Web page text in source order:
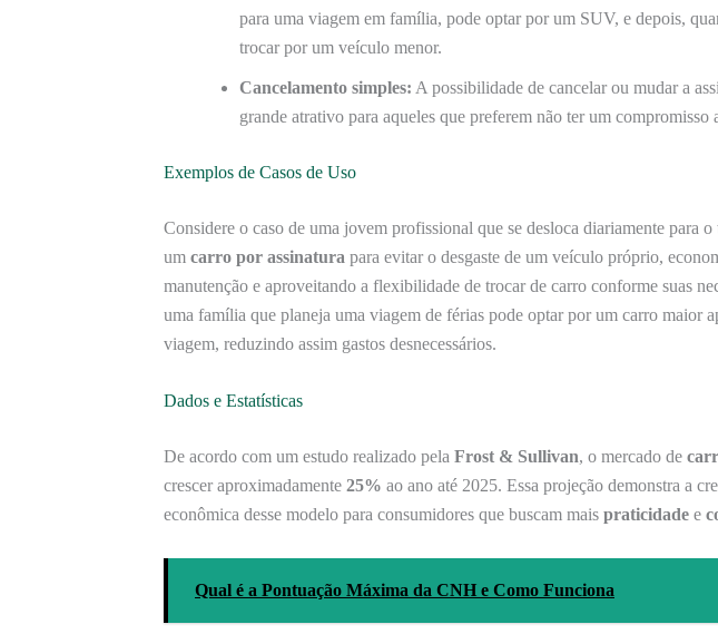
para uma viagem em família, pode optar por um SUV, e depois,
trocar por um veículo menor.
Cancelamento simples: A possibilidade de cancelar ou mudar a
grande atrativo para aqueles que preferem não ter um compromisso
Exemplos de Casos de Uso
Considere o caso de uma jovem profissional que se desloca diariamente para
um carro por assinatura para evitar o desgaste de um veículo próprio,
manutenção e aproveitando a flexibilidade de trocar de carro conforme suas
uma família que planeja uma viagem de férias pode optar por um carro maior
viagem, reduzindo assim gastos desnecessários.
Dados e Estatísticas
De acordo com um estudo realizado pela Frost & Sullivan, o mercado de
crescer aproximadamente 25% ao ano até 2025. Essa projeção demonstra a
econômica desse modelo para consumidores que buscam mais praticidade e
Qual é a Pontuação Máxima da CNH e Como Funciona